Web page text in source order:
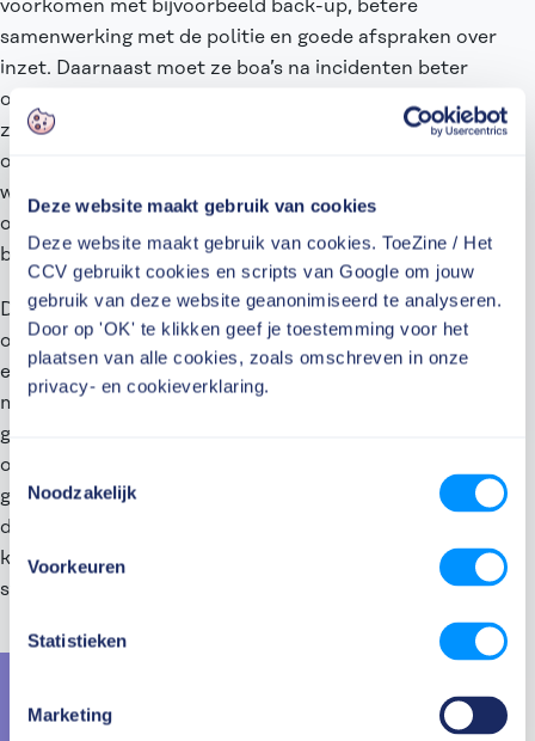
Deze website maakt gebruik van cookies
Deze website maakt gebruik van cookies. ToeZine / Het
CCV gebruikt cookies en scripts van Google om jouw
gebruik van deze website geanonimiseerd te analyseren.
Door op 'OK' te klikken geef je toestemming voor het
plaatsen van alle cookies, zoals omschreven in onze
privacy- en cookieverklaring.
Toestemmingsselectie
Noodzakelijk
Voorkeuren
Statistieken
Marketing
voorkomen met bijvoorbeeld back-up, betere
samenwerking met de politie en goede afspraken over
inzet. Daarnaast moet ze boa’s na incidenten beter
opvangen en ondersteunen. Voor de langere termijn
zien de onderzoekers het als een gunstige
ontwikkeling als de monitor Veilige Publieke Taak
weer wordt opgestart. Zo kunnen werkgevers en de
overheid beter inzicht krijgen van de mate waarin
boa’s met agressie en geweld te maken hebben.
De meeste boa’s worden nu al behoorlijk goed
opgeleid in conflictbeheersing, arrestatieprocedures
en omgangsregels. Tweederde heeft de driejarige
mbo-opleiding ‘Handhaver Toezicht & Veiligheid’
gevolgd. Toch zijn er daarnaast steeds meer
opleidingen die sterk variëren in niveau. Dit leidt tot
grote verschillen in kennis en ervaring. Daarbij komt
dat de eisen voor boa’s steeds hoger worden. Dit
komt doordat boa’s zwaardere taken krijgen en een
steeds grotere overlap van taken met de politie.
onderzoekers daarom aan om met
uniformere landelijke eisen te komen